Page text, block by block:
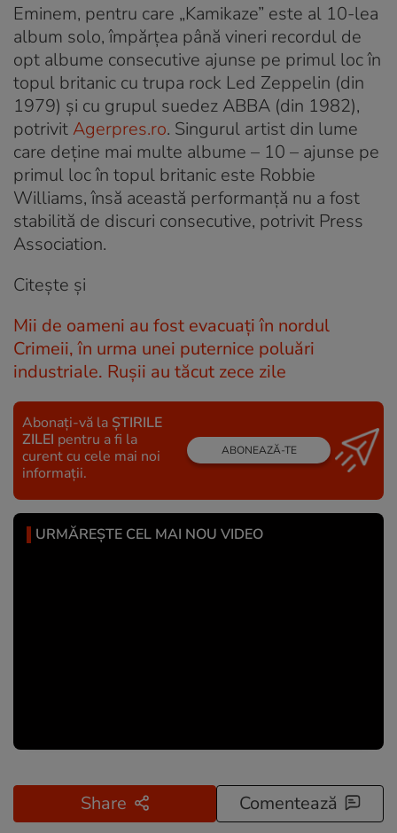
Eminem, pentru care „Kamikaze” este al 10-lea
album solo, împărţea până vineri recordul de
opt albume consecutive ajunse pe primul loc în
topul britanic cu trupa rock Led Zeppelin (din
1979) şi cu grupul suedez ABBA (din 1982),
potrivitAgerpres.ro. Singurul artist din lume
care deţine mai multe albume – 10 – ajunse pe
primul loc în topul britanic este Robbie
Williams, însă această performanţă nu a fost
stabilită de discuri consecutive, potrivit Press
Association.
Citește și
Mii de oameni au fost evacuați în nordul
Crimeii, în urma unei puternice poluări
industriale. Rușii au tăcut zece zile
Abonați-vă la ȘTIRILE
ZILEI pentru a fi la
curent cu cele mai noi
informații.
ABONEAZĂ-TE
URMĂREȘTE CEL MAI NOU VIDEO
Share Comentează